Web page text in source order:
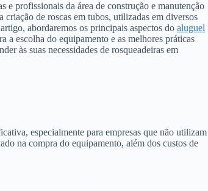
e profissionais da área de construção e manutenção
de roscas em tubos, utilizadas em diversos
abordaremos os principais aspectos doaluguel
a escolha do equipamento e as melhores práticas
às suas necessidades de rosqueadeiras em
especialmente para empresas que não utilizam
na compra do equipamento, além dos custos de